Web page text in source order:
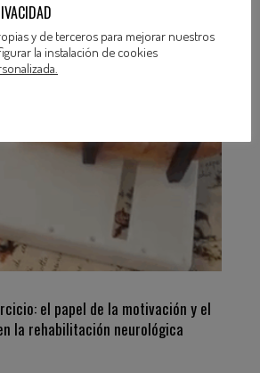
el papel de la motivación y el
la rehabilitación neurológica
y de terceros para mejorar nuestros
la instalación de cookies